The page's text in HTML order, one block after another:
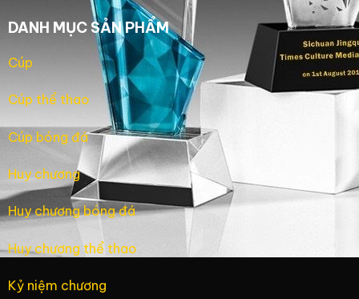
DANH MỤC SẢN PHẨM
Cúp
Cúp thể thao
Cúp bóng đá
Huy chương
Huy chương bóng đá
Huy chương thể thao
Kỷ niệm chương